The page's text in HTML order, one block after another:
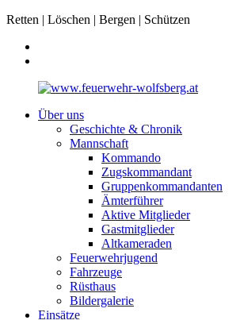
Retten | Löschen | Bergen | Schützen
Über uns
Geschichte & Chronik
Mannschaft
Kommando
Zugskommandant
Gruppenkommandanten
Ämterführer
Aktive Mitglieder
Gastmitglieder
Altkameraden
Feuerwehrjugend
Fahrzeuge
Rüsthaus
Bildergalerie
Einsätze